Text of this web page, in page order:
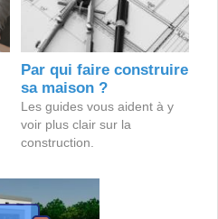
Par qui faire construire
sa maison ?
Les guides vous aident à y
voir plus clair sur la
construction.